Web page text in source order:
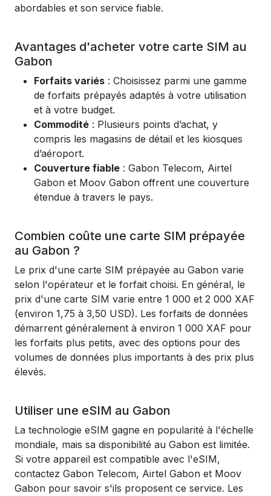
abordables et son service fiable.
Avantages d'acheter votre carte SIM au
Gabon
Forfaits variés : Choisissez parmi une gamme
de forfaits prépayés adaptés à votre utilisation
et à votre budget.
Commodité : Plusieurs points d’achat, y
compris les magasins de détail et les kiosques
d’aéroport.
Couverture fiable : Gabon Telecom, Airtel
Gabon et Moov Gabon offrent une couverture
étendue à travers le pays.
Combien coûte une carte SIM prépayée
au Gabon ?
Le prix d'une carte SIM prépayée au Gabon varie
selon l'opérateur et le forfait choisi. En général, le
prix d'une carte SIM varie entre 1 000 et 2 000 XAF
(environ 1,75 à 3,50 USD). Les forfaits de données
démarrent généralement à environ 1 000 XAF pour
les forfaits plus petits, avec des options pour des
volumes de données plus importants à des prix plus
élevés.
Utiliser une eSIM au Gabon
La technologie eSIM gagne en popularité à l'échelle
mondiale, mais sa disponibilité au Gabon est limitée.
Si votre appareil est compatible avec l'eSIM,
contactez Gabon Telecom, Airtel Gabon et Moov
Gabon pour savoir s'ils proposent ce service. Les